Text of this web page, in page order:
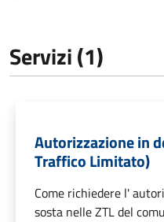
Servizi (1)
Autorizzazione in
Traffico Limitato)
Come richiedere l'
sosta nelle ZTL del